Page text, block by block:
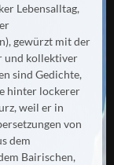
Lebensalltag,
gewürzt mit der
und kollektiver
sind Gedichte,
hinter lockerer
weil er in
von
dem
Bairischen,